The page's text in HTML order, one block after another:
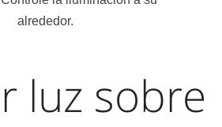
alrededor.
luz sobre